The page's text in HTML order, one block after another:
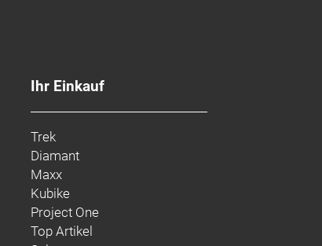
Ihr Einkauf
Trek
Diamant
Maxx
Kubike
Project One
Top Artikel